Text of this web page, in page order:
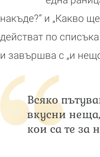
накъде?“ и „Какво
действат по
и завършва с „и
Всяко
вкусни
кои са те за